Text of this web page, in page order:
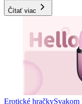
Čítať viac
Erotické hračky